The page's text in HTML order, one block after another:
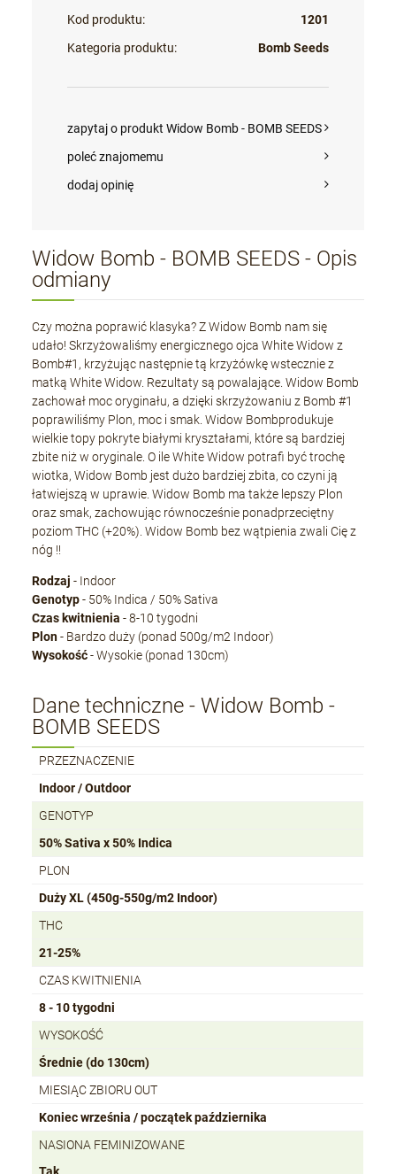
Kod produktu:
1201
Kategoria produktu:
Bomb Seeds
zapytaj o produkt Widow Bomb - BOMB SEEDS
poleć znajomemu
dodaj opinię
Widow Bomb - BOMB SEEDS - Opis
odmiany
Czy można poprawić klasyka? Z Widow Bomb nam się
udało! Skrzyżowaliśmy energicznego ojca White Widow z
Bomb#1, krzyżując następnie tą krzyżówkę wstecznie z
matką White Widow. Rezultaty są powalające. Widow Bomb
zachował moc oryginału, a dzięki skrzyżowaniu z Bomb #1
poprawiliśmy Plon, moc i smak. Widow Bombprodukuje
wielkie topy pokryte białymi kryształami, które są bardziej
zbite niż w oryginale. O ile White Widow potrafi być trochę
wiotka, Widow Bomb jest dużo bardziej zbita, co czyni ją
łatwiejszą w uprawie. Widow Bomb ma także lepszy Plon
oraz smak, zachowując równocześnie ponadprzeciętny
poziom THC (+20%). Widow Bomb bez wątpienia zwali Cię z
nóg !!
Rodzaj - Indoor
Genotyp- 50% Indica / 50% Sativa
Czas kwitnienia - 8-10 tygodni
Plon- Bardzo duży (ponad 500g/m2 Indoor)
Wysokość- Wysokie (ponad 130cm)
Dane techniczne - Widow Bomb -
BOMB SEEDS
PRZEZNACZENIE
Indoor / Outdoor
GENOTYP
50% Sativa x 50% Indica
PLON
Duży XL (450g-550g/m2 Indoor)
THC
21-25%
CZAS KWITNIENIA
8 - 10 tygodni
WYSOKOŚĆ
Średnie (do 130cm)
MIESIĄC ZBIORU OUT
Koniec września / początek października
NASIONA FEMINIZOWANE